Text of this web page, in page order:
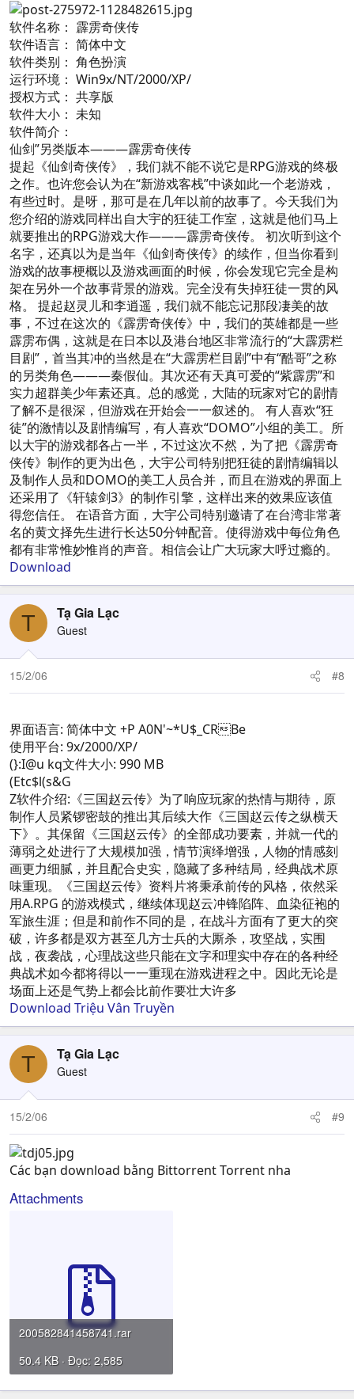
软件名称： 霹雳奇侠传
软件语言： 简体中文
软件类别： 角色扮演
运行环境： Win9x/NT/2000/XP/
授权方式： 共享版
软件大小： 未知
软件简介：
仙剑”另类版本———霹雳奇侠传
提起《仙剑奇侠传》，我们就不能不说它是RPG游戏的终极
之作。也许您会认为在“新游戏客栈”中谈如此一个老游戏，
有些过时。是呀，那可是在几年以前的故事了。今天我们为
您介绍的游戏同样出自大宇的狂徒工作室，这就是他们马上
就要推出的RPG游戏大作———霹雳奇侠传。 初次听到这个
名字，还真以为是当年《仙剑奇侠传》的续作，但当你看到
游戏的故事梗概以及游戏画面的时候，你会发现它完全是构
架在另外一个故事背景的游戏。完全没有失掉狂徒一贯的风
格。 提起赵灵儿和李逍遥，我们就不能忘记那段凄美的故
事，不过在这次的《霹雳奇侠传》中，我们的英雄都是一些
霹雳布偶，这就是在日本以及港台地区非常流行的“大霹雳栏
目剧”，首当其冲的当然是在“大霹雳栏目剧”中有“酷哥”之称
的另类角色———秦假仙。其次还有天真可爱的“紫霹雳”和
实力超群美少年素还真。总的感觉，大陆的玩家对它的剧情
了解不是很深，但游戏在开始会一一叙述的。 有人喜欢“狂
徒”的激情以及剧情编写，有人喜欢“DOMO”小组的美工。所
以大宇的游戏都各占一半，不过这次不然，为了把《霹雳奇
侠传》制作的更为出色，大宇公司特别把狂徒的剧情编辑以
及制作人员和DOMO的美工人员合并，而且在游戏的界面上
还采用了《轩辕剑3》的制作引擎，这样出来的效果应该值
得您信任。 在语音方面，大宇公司特别邀请了在台湾非常著
名的黄文择先生进行长达50分钟配音。使得游戏中每位角色
都有非常惟妙惟肖的声音。相信会让广大玩家大呼过瘾的。
Download
T Tạ Gia Lạc
Guest
15/2/06 #8
界面语言: 简体中文 +P A0N'~*U$_CRBe
使用平台: 9x/2000/XP/
(}:I@u kq文件大小: 990 MB
(Etc$l(s&G
Z软件介绍:《三国赵云传》为了响应玩家的热情与期待，原
制作人员紧锣密鼓的推出其后续大作《三国赵云传之纵横天
下》。其保留《三国赵云传》的全部成功要素，并就一代的
薄弱之处进行了大规模加强，情节演绎增强，人物的情感刻
画更力细腻，并且配合史实，隐藏了多种结局，经典战术原
味重现。《三国赵云传》资料片将秉承前传的风格，依然采
用A.RPG 的游戏模式，继续体现赵云冲锋陷阵、血染征袍的
军旅生涯；但是和前作不同的是，在战斗方面有了更大的突
破，许多都是双方甚至几方士兵的大厮杀，攻坚战，实围
战，夜袭战，心理战这些只能在文字和理实中存在的各种经
典战术如今都将得以一一重现在游戏进程之中。因此无论是
场面上还是气势上都会比前作要壮大许多
Download Triệu Vân Truyền
T Tạ Gia Lạc
Guest
15/2/06 #9
Các bạn download bằng Bittorrent Torrent nha
Attachments
200582841458741.rar
50.4 KB · Đọc: 2,585